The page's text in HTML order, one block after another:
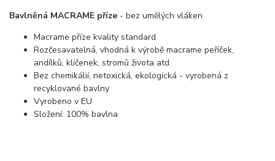
Bavlněná MACRAME příze - bez umělých vláken
Macrame příze kvality standard
Rozčesavatelná, vhodná k výrobě macrame peříček,
andílků, klíčenek, stromů života atd.
Bez chemikálií, netoxická, ekologická - vyrobená z
recyklované bavlny
Vyrobeno v EU
Složení: 100% bavlna